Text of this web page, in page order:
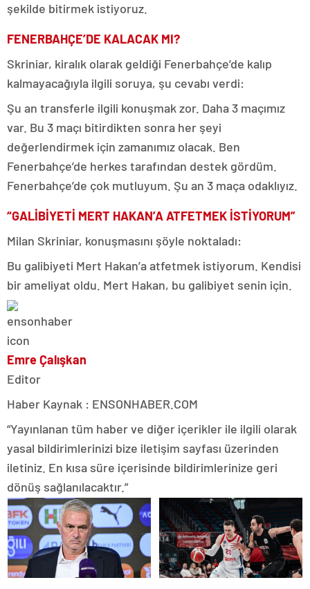
şekilde bitirmek istiyoruz.
FENERBAHÇE’DE KALACAK MI?
Skriniar, kiralık olarak geldiği Fenerbahçe’de kalıp
kalmayacağıyla ilgili soruya, şu cevabı verdi:
Şu an transferle ilgili konuşmak zor. Daha 3 maçımız
var. Bu 3 maçı bitirdikten sonra her şeyi
değerlendirmek için zamanımız olacak. Ben
Fenerbahçe’de herkes tarafından destek gördüm.
Fenerbahçe’de çok mutluyum. Şu an 3 maça odaklıyız.
“GALİBİYETİ MERT HAKAN’A ATFETMEK İSTİYORUM”
Milan Skriniar, konuşmasını şöyle noktaladı:
Bu galibiyeti Mert Hakan’a atfetmek istiyorum. Kendisi
bir ameliyat oldu. Mert Hakan, bu galibiyet senin için.
Emre Çalışkan
Editor
Haber Kaynak : ENSONHABER.COM
“Yayınlanan tüm haber ve diğer içerikler ile ilgili olarak
yasal bildirimlerinizi bize iletişim sayfası üzerinden
iletiniz. En kısa süre içerisinde bildirimlerinize geri
dönüş sağlanılacaktır.”